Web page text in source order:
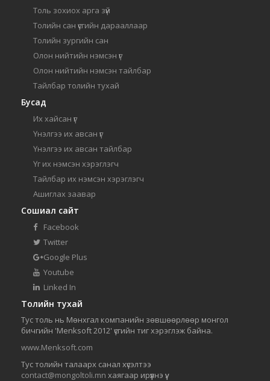
Толь зохиох арга зүй
Толийн сан үсгийн дарааллаар
Толийн зургийн сан
Олон нийтийн нэмсэн үг
Олон нийтийн нэмсэн тайлбар
Тайлбар толийн тухай
Бусад
Их хайсан үг
Үнэлгээ их авсан үг
Үнэлгээ их авсан тайлбар
Үг их нэмсэн хэрэглэгч
Тайлбар их нэмсэн хэрэглэгч
Ашиглах заавар
Сошиал сайт
Facebook
Twitter
Google Plus
Youtube
Linked In
Толийн тухай
Тус толь нь Мөнхгал компанийн зөвшөөрлөөр монгол
бичгийн 'Menksoft 2012' үсгийн тиг хэрэглэж байна.
www.Menksoft.com
Тус толийн талаарх санал хүсэлтээ
contact@mongoltoli.mn хаягаар ирүүлнэ үү.